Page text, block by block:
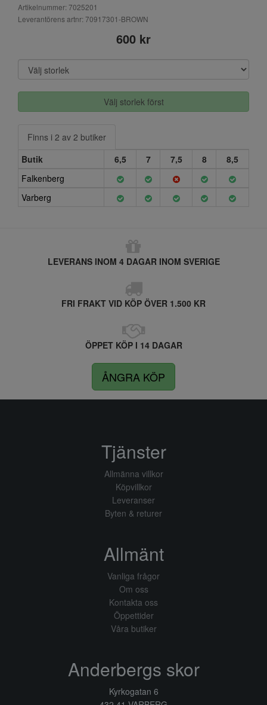
Artikelnummer: 7025201
Leverantörens artnr: 70917301-BROWN
600 kr
Välj storlek först
Finns i 2 av 2 butiker
Butik
6,5 7 7,5 8
8,5
Falkenberg
Varberg
LEVERANS INOM 4 DAGAR INOM SVERIGE
FRI FRAKT VID KÖP ÖVER 1.500 KR
ÖPPET KÖP I 14 DAGAR
ÅNGRA KÖP
Tjänster
Allmänna villkor
Köpvillkor
Leveranser
Byten & returer
Allmänt
Vanliga frågor
Om oss
Kontakta oss
Öppettider
Våra butiker
Anderbergs skor
Kyrkogatan 6